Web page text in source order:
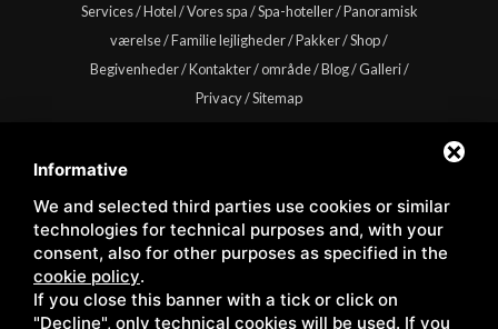
Informative
We and selected third parties use cookies or similar
technologies for technical purposes and, with your
consent, also for other purposes as specified in the
cookie policy.
If you close this banner with a tick or click on
"Decline", only technical cookies will be used. If you
Services/Hotel/Vores spa/Spa-hoteller/Panoramisk
værelse/Familie lejligheder/Pakker/Shop/
Begivenheder/Kontakter/område/Blog/Galleri/
Privacy/Sitemap
Copyright © Wellness Center Casanova s.r.l. | S.S. 146
Località Casanova 6/c | 53027 San Quirico D'Orcia (Siena) |